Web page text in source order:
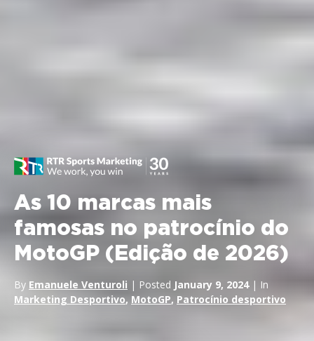
As 10 marcas mais
famosas no patrocínio do
MotoGP (Edição de 2026)
By Emanuele Venturoli | Posted January 9, 2024| In
Marketing Desportivo, MotoGP, Patrocínio desportivo